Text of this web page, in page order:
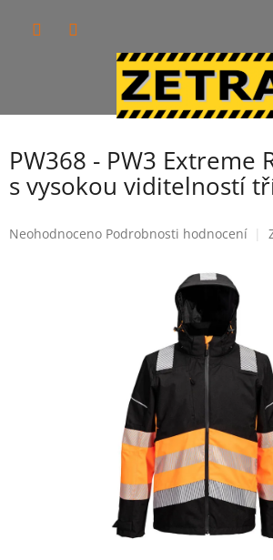
PW368 - PW3 Extreme
s vysokou viditelností
Průměrné
Neohodnoceno Podrobnosti hodnocení